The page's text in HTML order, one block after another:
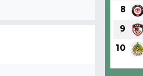
8
9
10